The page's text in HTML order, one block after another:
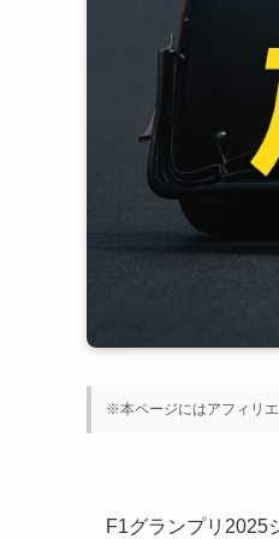
※本ページにはアフィリ
F1グランプリ2025